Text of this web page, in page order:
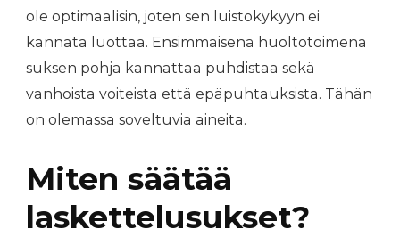
ole optimaalisin, joten sen luistokykyyn ei
kannata luottaa. Ensimmäisenä huoltotoimena
suksen pohja kannattaa puhdistaa sekä
vanhoista voiteista että epäpuhtauksista. Tähän
on olemassa soveltuvia aineita.
Miten säätää
laskettelusukset?